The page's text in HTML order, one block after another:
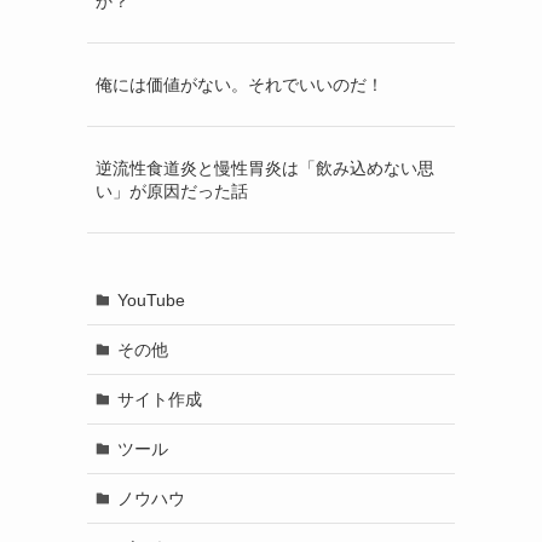
俺には価値がない。それでいいのだ！
逆流性食道炎と慢性胃炎は「飲み込めない思
い」が原因だった話
YouTube
その他
サイト作成
ツール
ノウハウ